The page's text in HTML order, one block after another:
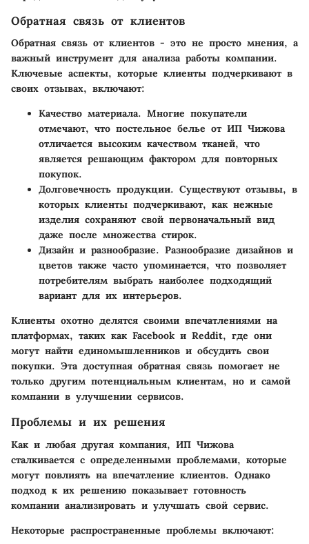
Обратная связь от клиентов
Обратная связь от клиентов - это не просто мнения, а
важный инструмент для анализа работы компании.
Ключевые аспекты, которые клиенты подчеркивают в
своих отзывах, включают:
Качество материала. Многие покупатели
отмечают, что постельное белье от ИП Чижова
отличается высоким качеством тканей, что
является решающим фактором для повторных
покупок.
Долговечность продукции. Существуют отзывы, в
которых клиенты подчеркивают, как нежные
изделия сохраняют свой первоначальный вид
даже после множества стирок.
Дизайн и разнообразие. Разнообразие дизайнов и
цветов также часто упоминается, что позволяет
потребителям выбрать наиболее подходящий
вариант для их интерьеров.
Клиенты охотно делятся своими впечатлениями на
платформах, таких как Facebook и Reddit, где они
могут найти единомышленников и обсудить свои
покупки. Эта доступная обратная связь помогает не
только другим потенциальным клиентам, но и самой
компании в улучшении сервисов.
Проблемы и их решения
Как и любая другая компания, ИП Чижова
сталкивается с определенными проблемами, которые
могут повлиять на впечатление клиентов. Однако
подход к их решению показывает готовность
компании анализировать и улучшать свой сервис.
Некоторые распространенные проблемы включают: